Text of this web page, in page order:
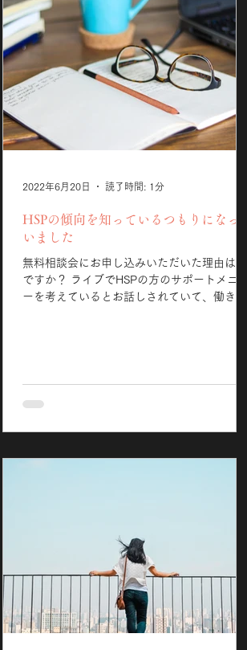
HSPの傾向を知っているつもりになって
いました
無料相談会にお申し込みいただいた理由は何
ですか？ ライブでHSPの方のサポートメニュ
ーを考えているとお話しされていて、働き方
2022年6月20日 読了時間: 1分